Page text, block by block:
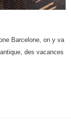
Barcelone, on y va
des vacances